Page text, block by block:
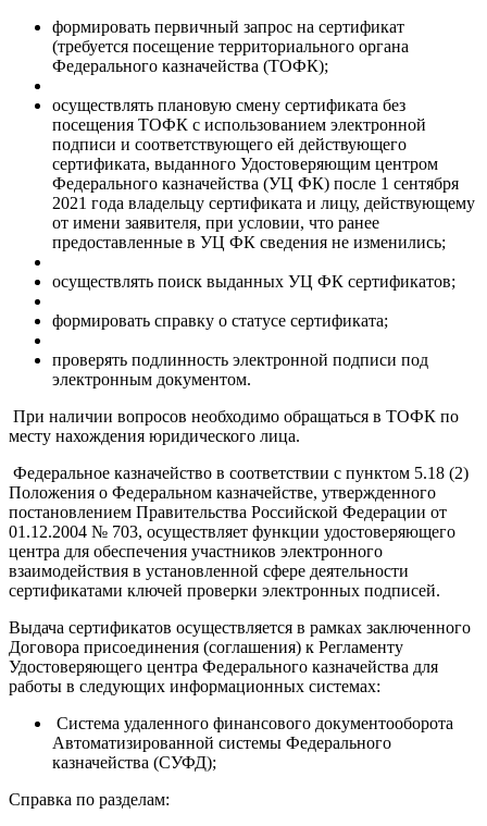
формировать первичный запрос на сертификат
(требуется посещение территориального органа
Федерального казначейства (ТОФК);
осуществлять плановую смену сертификата без
посещения ТОФК с использованием электронной
подписи и соответствующего ей действующего
сертификата, выданного Удостоверяющим центром
Федерального казначейства (УЦ ФК) после 1 сентября
2021 года владельцу сертификата и лицу, действующему
от имени заявителя, при условии, что ранее
предоставленные в УЦ ФК сведения не изменились;
осуществлять поиск выданных УЦ ФК сертификатов;
формировать справку о статусе сертификата;
проверять подлинность электронной подписи под
электронным документом.
При наличии вопросов необходимо обращаться в ТОФК по
месту нахождения юридического лица.
Федеральное казначейство в соответствии с пунктом 5.18 (2)
Положения о Федеральном казначействе, утвержденного
постановлением Правительства Российской Федерации от
01.12.2004 № 703, осуществляет функции удостоверяющего
центра для обеспечения участников электронного
взаимодействия в установленной сфере деятельности
сертификатами ключей проверки электронных подписей.
Выдача сертификатов осуществляется в рамках заключенного
Договора присоединения (соглашения) к Регламенту
Удостоверяющего центра Федерального казначейства для
работы в следующих информационных системах:
Система удаленного финансового документооборота
Автоматизированной системы Федерального
казначейства (СУФД);
Справка по разделам: